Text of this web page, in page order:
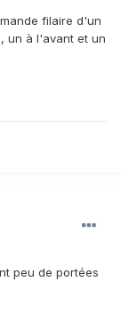
filaire d'un
un à l'avant et un
peu de portées